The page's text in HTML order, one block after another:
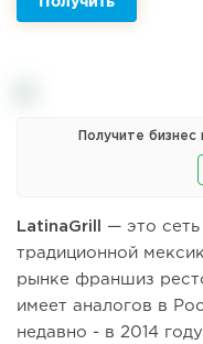
Получить
Получите
LatinaGrill
— это
традиционной
рынке франшиз
имеет аналогов в
недавно - в 2014